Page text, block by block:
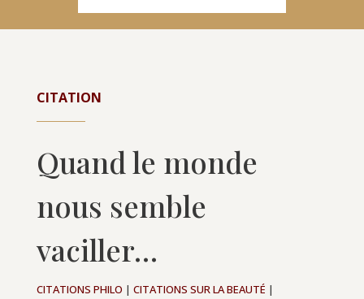
CITATION
Quand le monde
nous semble
vaciller…
CITATIONS PHILO | CITATIONS SUR LA BEAUTÉ |